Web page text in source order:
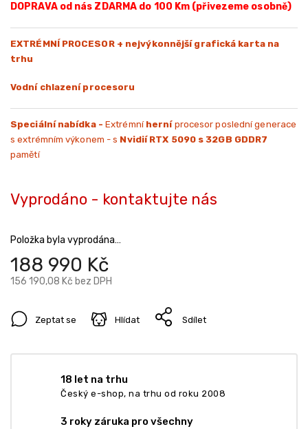
188 990 Kč
156 190,08 Kč bez DPH
Vyprodáno - kontaktujte nás
Položka byla vyprodána…
DOPRAVA od nás ZDARMA do 100 Km (přivezeme osobně)
EXTRÉMNÍ PROCESOR + nejvýkonnější grafická karta na
trhu
Vodní chlazení procesoru
Speciální nabídka - Extrémníherníprocesor poslední generace
s extrémním výkonem - s Nvidií RTX 5090 s 32GB GDDR7
pamětí
Zeptat se Hlídat Sdílet
18 let na trhu
Český e-shop, na trhu od roku 2008
3 roky záruka pro všechny